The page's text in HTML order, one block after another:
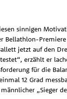
sinnigen
Bellathlon-Premiere
jetzt auf den
erzählt er
für die
12 Grad
„Sieger